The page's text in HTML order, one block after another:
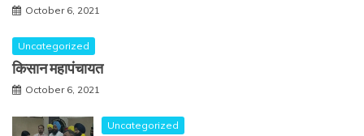
October 6, 2021
Uncategorized
किसान महापंचायत
October 6, 2021
Uncategorized